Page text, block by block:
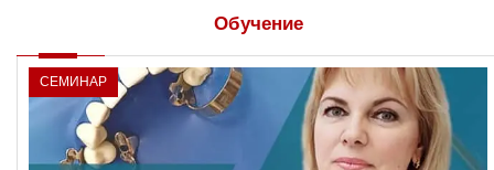
Обучение
СЕМИНАР